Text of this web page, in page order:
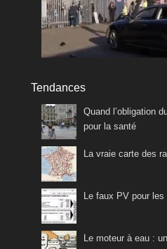
Tendances
Quand l’obligation
pour la santé
La vraie carte des
Le faux PV pour les
Le moteur à eau :